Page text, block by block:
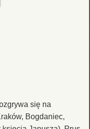
się na
Bogdaniec,